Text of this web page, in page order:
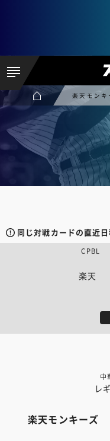
楽天モン
同じ対戦カードの直近
楽天
CPBL |
中
レ
楽天モンキーズ